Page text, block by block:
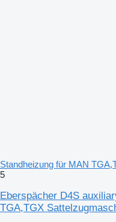
Standheizung für MAN
5
Eberspächer D4S
TGA,TGX